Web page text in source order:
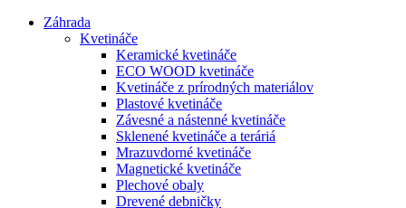
Záhrada
Kvetináče
Keramické kvetináče
ECO WOOD kvetináče
Kvetináče z prírodných materiálov
Plastové kvetináče
Závesné a nástenné kvetináče
Sklenené kvetináče a teráriá
Mrazuvdorné kvetináče
Magnetické kvetináče
Plechové obaly
Drevené debničky